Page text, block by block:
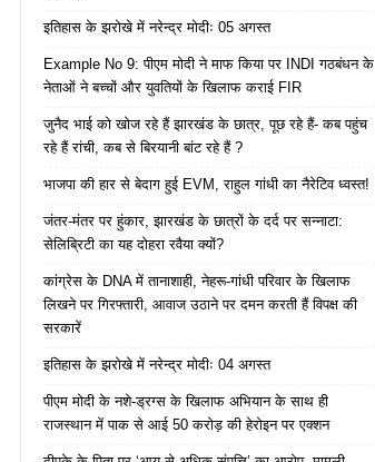
इतिहास के झरोखे में नरेन्द्र मोदीः 05 अगस्त
Example No 9: पीएम मोदी ने माफ किया पर INDI गठबंधन के
नेताओं ने बच्चों और युवतियों के खिलाफ कराई FIR
जुनैद भाई को खोज रहे हैं झारखंड के छात्र, पूछ रहे हैं- कब पहुंच
रहे हैं रांची, कब से बिरयानी बांट रहे हैं ?
भाजपा की हार से बेदाग हुई EVM, राहुल गांधी का नैरेटिव ध्वस्त!
जंतर-मंतर पर हुंकार, झारखंड के छात्रों के दर्द पर सन्नाटा:
सेलिब्रिटी का यह दोहरा रवैया क्यों?
कांग्रेस के DNA में तानाशाही, नेहरू-गांधी परिवार के खिलाफ
लिखने पर गिरफ्तारी, आवाज उठाने पर दमन करती हैं विपक्ष की
सरकारें
इतिहास के झरोखे में नरेन्द्र मोदीः 04 अगस्त
पीएम मोदी के नशे-ड्रग्स के खिलाफ अभियान के साथ ही
राजस्थान में पाक से आई 50 करोड़ की हेरोइन पर एक्शन